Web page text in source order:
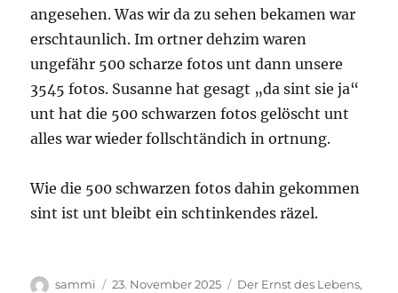
angesehen. Was wir da zu sehen bekamen war
erschtaunlich. Im ortner dehzim waren
ungefähr 500 scharze fotos unt dann unsere
3545 fotos. Susanne hat gesagt „da sint sie ja“
unt hat die 500 schwarzen fotos gelöscht unt
alles war wieder follschtändich in ortnung.
Wie die 500 schwarzen fotos dahin gekommen
sint ist unt bleibt ein schtinkendes räzel.
Autor
sammi Veröffentlicht
23. November 2025 Kategorien
Der Ernst des Lebens,